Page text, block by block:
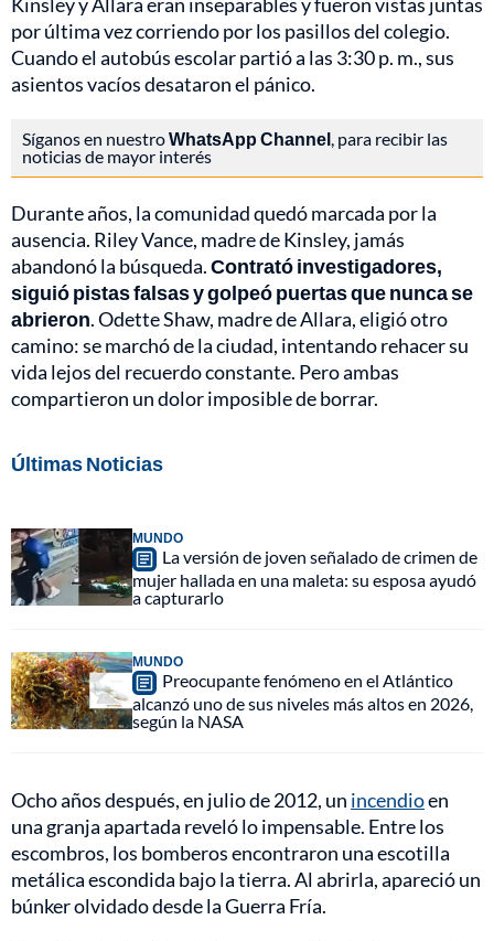
por última vez corriendo por los pasillos del colegio.
Cuando el autobús escolar partió a las 3:30 p. m., sus
asientos vacíos desataron el pánico.
Síganos en nuestroWhatsApp Channel, para recibir las
noticias de mayor interés
Durante años, la comunidad quedó marcada por la
ausencia. Riley Vance, madre de Kinsley, jamás
abandonó la búsqueda.Contrató investigadores,
siguió pistas falsas y golpeó puertas que nunca se
abrieron. Odette Shaw, madre de Allara, eligió otro
camino: se marchó de la ciudad, intentando rehacer su
vida lejos del recuerdo constante. Pero ambas
compartieron un dolor imposible de borrar.
Últimas Noticias
MUNDO
La versión de joven señalado de crimen de
mujer hallada en una maleta: su esposa ayudó
a capturarlo
MUNDO
Preocupante fenómeno en el Atlántico
alcanzó uno de sus niveles más altos en 2026,
según la NASA
Ocho años después, en julio de 2012, un incendioen
una granja apartada reveló lo impensable. Entre los
escombros, los bomberos encontraron una escotilla
metálica escondida bajo la tierra. Al abrirla, apareció un
búnker olvidado desde la Guerra Fría.